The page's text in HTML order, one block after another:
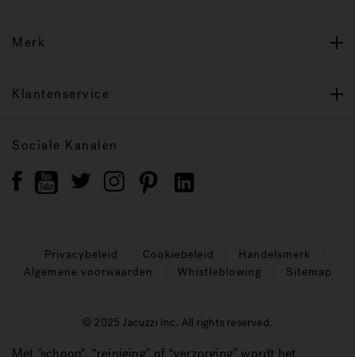
Merk
Klantenservice
Sociale Kanalen
Privacybeleid Cookiebeleid
Handelsmerk
Algemene voorwaarden
Whistleblowing Sitemap
© 2025 Jacuzzi Inc. All rights reserved.
Met "schoon", “reiniging” of “verzorging” wordt het